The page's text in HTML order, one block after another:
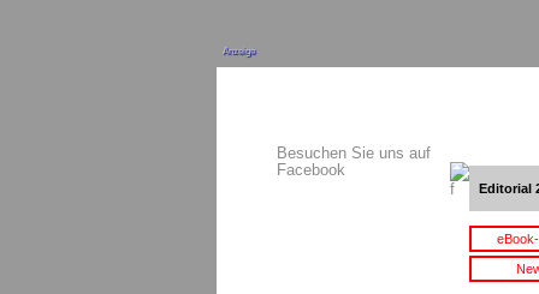
Anzeige
Besuchen Sie uns auf
Facebook
Editorial